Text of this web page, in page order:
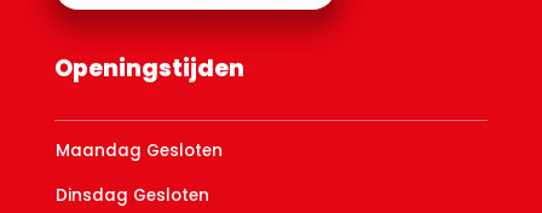
Openingstijden
Maandag Gesloten
Dinsdag Gesloten